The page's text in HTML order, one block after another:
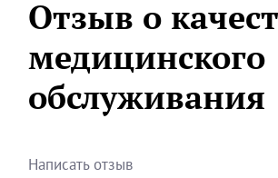
Отзыв о
медицинского
обслуживания
Написать отзыв